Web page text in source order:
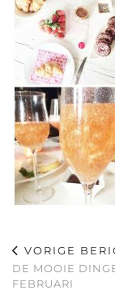
VORIGE
DE MOOIE
FEBRUARI